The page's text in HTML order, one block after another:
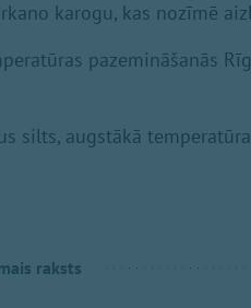
karogu, kas nozīmē
pazemināšanās
silts, augstākā
raksts